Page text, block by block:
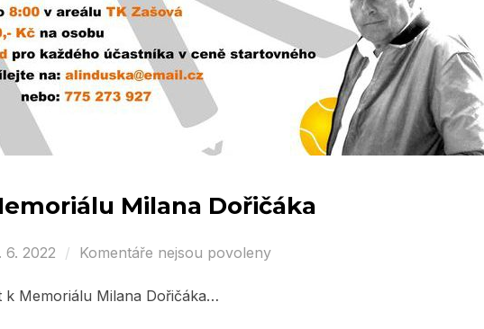
Milana Dořičáka
6. 2022 Komentáře nejsou povoleny
k Memoriálu Milana Dořičáka…